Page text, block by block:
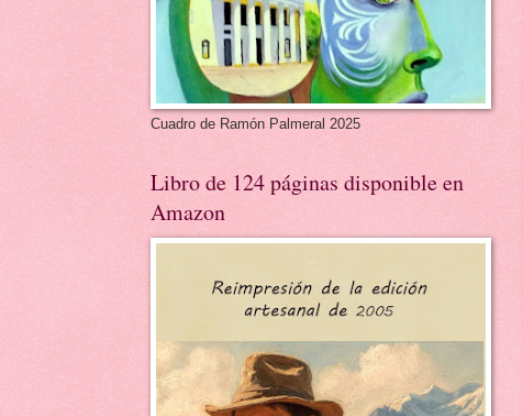
Cuadro de Ramón Palmeral 2025
Libro de 124 páginas disponible en
Amazon